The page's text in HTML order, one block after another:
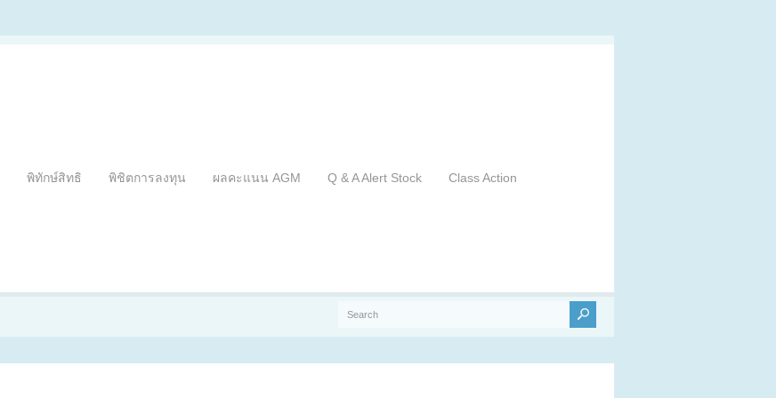
พิทักษ์สิทธิ พิชิตการลงทุน ผลคะแนน AGM Q & A Alert Stock Class Action